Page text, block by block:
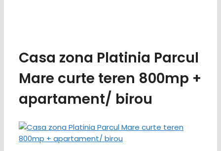
Casa zona Platinia Parcul
Mare curte teren 800mp +
apartament/ birou